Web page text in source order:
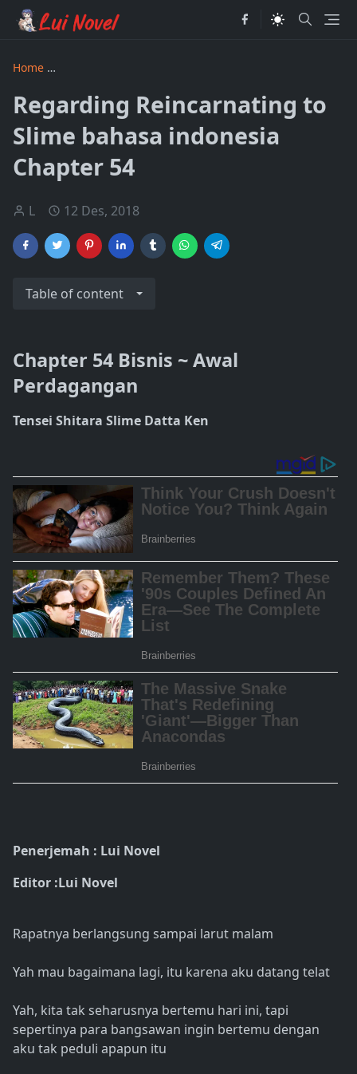
Home
Regarding Reincarnating to
Slime bahasa indonesia
Chapter 54
L 12 Des, 2018
Table of content
Chapter 54 Bisnis ~ Awal
Perdagangan
Tensei Shitara Slime Datta Ken
Penerjemah : Lui Novel
Editor :Lui Novel
Rapatnya berlangsung sampai larut malam
Yah mau bagaimana lagi, itu karena aku datang telat
Yah, kita tak seharusnya bertemu hari ini, tapi
sepertinya para bangsawan ingin bertemu dengan
aku tak peduli apapun itu